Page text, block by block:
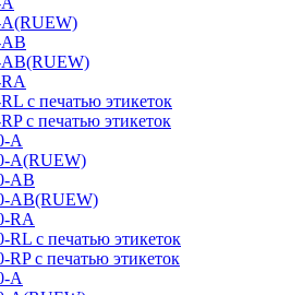
A(RUEW)
AB(RUEW)
с печатью этикеток
с печатью этикеток
A
A(RUEW)
AB
AB(RUEW)
RA
RL с печатью этикеток
с печатью этикеток
A